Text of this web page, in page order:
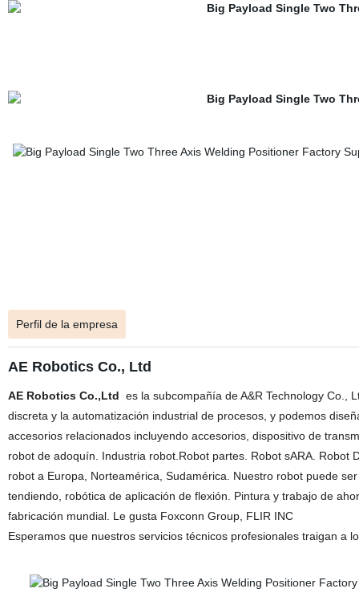
Perfil de la empresa
AE Robotics Co., Ltd
AE Robotics Co.,Ltd es la subcompañía de A&R Technology Co.,
discreta y la automatización industrial de procesos, y podemos
accesorios relacionados incluyendo accesorios, dispositivo de
robot de adoquín. Industria robot.Robot partes. Robot sARA.
robot a Europa, Norteamérica, Sudamérica. Nuestro robot puede
tendiendo, robótica de aplicación de flexión. Pintura y trabajo de
fabricación mundial. Le gusta Foxconn Group, FLIR INC
Esperamos que nuestros servicios técnicos profesionales traigan a